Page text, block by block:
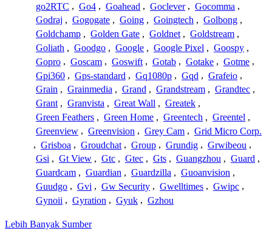
go2RTC , Go4 , Goahead , Goclever , Gocomma ,
Godraj , Gogogate , Going , Goingtech , Golbong ,
Goldchamp , Golden Gate , Goldnet , Goldstream ,
Goliath , Goodgo , Google , Google Pixel , Goospy ,
Gopro , Goscam , Goswift , Gotab , Gotake , Gotme ,
Gpi360 , Gps-standard , Gq1080p , Gqd , Grafeio ,
Grain , Grainmedia , Grand , Grandstream , Grandtec ,
Grant , Granvista , Great Wall , Greatek ,
Green Feathers , Green Home , Greentech , Greentel ,
Greenview , Greenvision , Grey Cam , Grid Micro Corp.
, Grisboa , Groudchat , Group , Grundig , Grwibeou ,
Gsi , Gt View , Gtc , Gtec , Gts , Guangzhou , Guard ,
Guardcam , Guardian , Guardzilla , Guoanvision ,
Guudgo , Gvi , Gw Security , Gwelltimes , Gwipc ,
Gynoii , Gyration , Gyuk , Gzhou
Lebih Banyak Sumber